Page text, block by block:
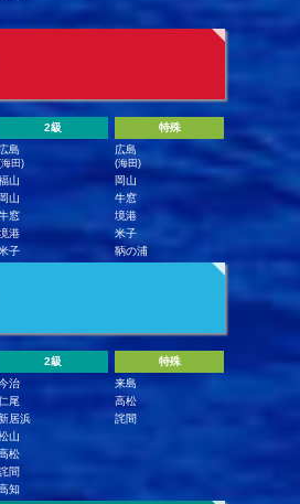
2級
広島
海田)
山
岡山
窓
港
子
特殊
広島
(海田)
岡山
牛窓
境港
米子
鞆の浦
2級
治
尾
居浜
山
松
間
知
特殊
来島
高松
詫間